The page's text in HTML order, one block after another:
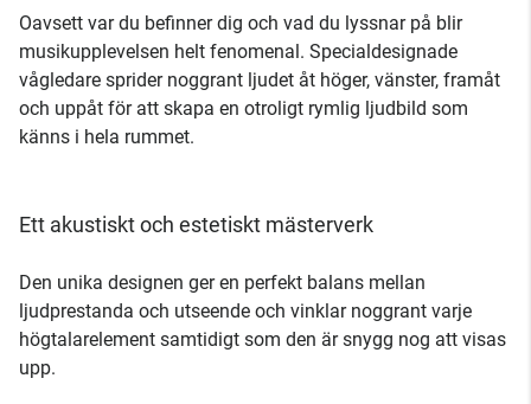
Oavsett var du befinner dig och vad du lyssnar på blir
musikupplevelsen helt fenomenal. Specialdesignade
vågledare sprider noggrant ljudet åt höger, vänster, framåt
och uppåt för att skapa en otroligt rymlig ljudbild som
känns i hela rummet.
Ett akustiskt och estetiskt mästerverk
Den unika designen ger en perfekt balans mellan
ljudprestanda och utseende och vinklar noggrant varje
högtalarelement samtidigt som den är snygg nog att visas
upp.